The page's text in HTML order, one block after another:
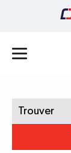
Trouver: